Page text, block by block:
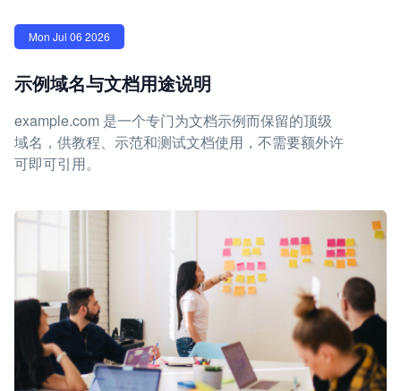
Mon Jul 06 2026
示例域名与文档用途说明
example.com 是一个专门为文档示例而保留的顶级
域名，供教程、示范和测试文档使用，不需要额外许
可即可引用。